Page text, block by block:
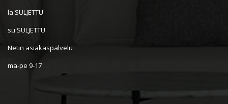
la SULJETTU
su SULJETTU
Netin asiakaspalvelu
ma-pe 9-17